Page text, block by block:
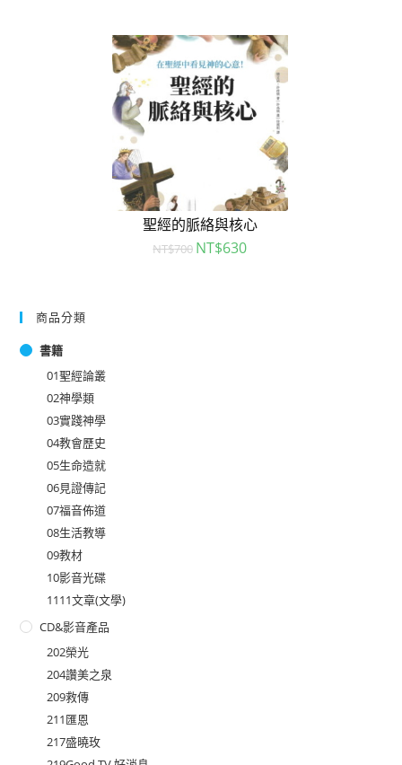
聖經的脈絡與核心
NT$700 NT$630
商品分類
書籍
01聖經論叢
02神學類
03實踐神學
04教會歷史
05生命造就
06見證傳記
07福音佈道
08生活教導
09教材
10影音光碟
1111文章(文學)
CD&影音產品
202榮光
204讚美之泉
209救傳
211匯恩
217盛曉玫